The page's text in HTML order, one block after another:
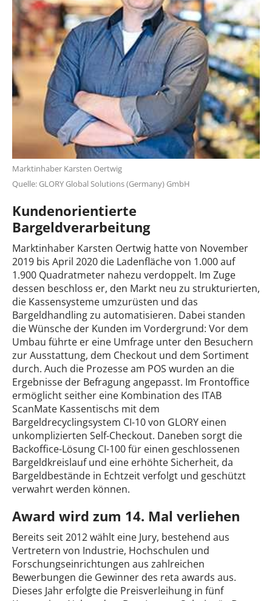
Marktinhaber Karsten Oertwig
Quelle: GLORY Global Solutions (Germany) GmbH
Kundenorientierte
Bargeldverarbeitung
Marktinhaber Karsten Oertwig hatte von November
2019 bis April 2020 die Ladenfläche von 1.000 auf
1.900 Quadratmeter nahezu verdoppelt. Im Zuge
dessen beschloss er, den Markt neu zu strukturierten,
die Kassensysteme umzurüsten und das
Bargeldhandling zu automatisieren. Dabei standen
die Wünsche der Kunden im Vordergrund: Vor dem
Umbau führte er eine Umfrage unter den Besuchern
zur Ausstattung, dem Checkout und dem Sortiment
durch. Auch die Prozesse am POS wurden an die
Ergebnisse der Befragung angepasst. Im Frontoffice
ermöglicht seither eine Kombination des ITAB
ScanMate Kassentischs mit dem
Bargeldrecyclingsystem CI-10 von GLORY einen
unkomplizierten Self-Checkout. Daneben sorgt die
Backoffice-Lösung CI-100 für einen geschlossenen
Bargeldkreislauf und eine erhöhte Sicherheit, da
Bargeldbestände in Echtzeit verfolgt und geschützt
verwahrt werden können.
Award wird zum 14. Mal verliehen
Bereits seit 2012 wählt eine Jury, bestehend aus
Vertretern von Industrie, Hochschulen und
Forschungseinrichtungen aus zahlreichen
Bewerbungen die Gewinner des reta awards aus.
Dieses Jahr erfolgte die Preisverleihung in fünf